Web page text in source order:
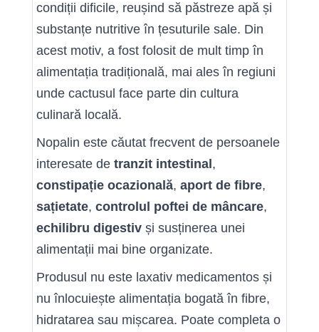
condiții dificile, reușind să păstreze apă și
substanțe nutritive în țesuturile sale. Din
acest motiv, a fost folosit de mult timp în
alimentația tradițională, mai ales în regiuni
unde cactusul face parte din cultura
culinară locală.
Nopalin este căutat frecvent de persoanele
interesate de tranzit intestinal ,
constipație ocazională, aport de fibre,
sațietate, controlul poftei de mâncare,
echilibru digestiv și susținerea unei
alimentații mai bine organizate.
Produsul nu este laxativ medicamentos și
nu înlocuiește alimentația bogată în fibre,
hidratarea sau mișcarea. Poate completa o